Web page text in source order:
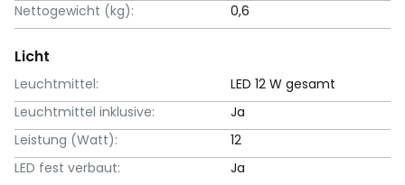
Nettogewicht (kg):
0,6
Licht
Leuchtmittel:
LED 12 W gesamt
Leuchtmittel inklusive:
Ja
Leistung (Watt):
12
LED fest verbaut:
Ja